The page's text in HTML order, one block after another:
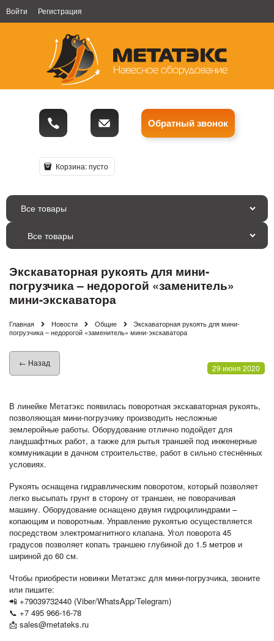
Войти Регистрация
Обратный звонок
Корзина:пусто
Все товары
Экскаваторная рукоять для мини-
погрузчика – недорогой «заменитель»
мини-экскаватора
Главная Новости Общие
Экскаваторная рукоять для мини-
погрузчика – недорогой «заменитель» мини-экскаватора
← Назад
29 июня 2020
В линейке Метатэкс появилась поворотная экскаваторная рукоять,
позволяющая мини-погрузчику производить несложные
землеройные работы. Оборудование отлично подойдет для
ландшафтных работ, а также для рытья траншей под инженерные
коммуникации в дачном строительстве, работ в сильно стеснённых
условиях.
Рукоять оснащена гидравлическим поворотом, который позволяет
легко высыпать грунт в сторону от траншеи, не поворачивая
машину. Оборудование оснащено двумя гидроцилиндрами –
копающим и поворотным. Управление рукоятью осуществляется
посредством электромагнитного клапана. Угол поворота 45
градусов позволяет копать траншею глубиной до 1.5 метров и
шириной до 60 см.
Чтобы приобрести новинки Метатэкс для мини-погрузчика, звоните
или пишите:
📲 +79039732440 (Viber/WhatsApp/Telegram)
📞 +7 495 966-16-78
📩 sales@metateks.ru